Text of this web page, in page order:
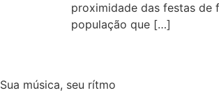
proximidade das festas de
população que […]
Sua música, seu rítmo